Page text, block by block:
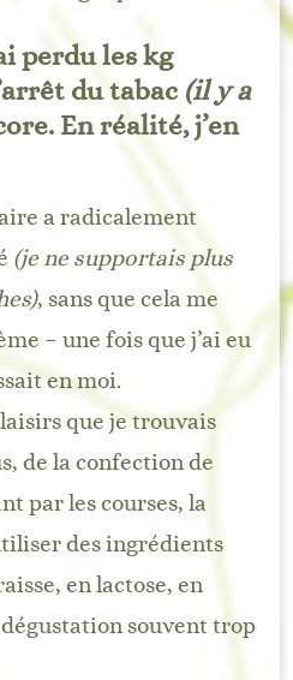
perdu les kg
du tabac (il y a
En réalité, j’en
a radicalement
(je ne supportais plus
, sans que cela me
– une fois que j’ai eu
en moi.
que je trouvais
de la confection de
par les courses, la
des ingrédients
en lactose, en
souvent trop